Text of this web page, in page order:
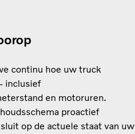
continu hoe uw truck
inclusief
en motoruren.
proactief
op de actuele staat van uw